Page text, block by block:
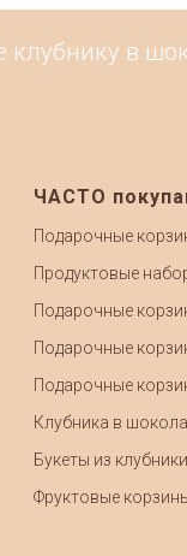
в
ЧАСТО
Подарочные
Продуктовые
Подарочные
Подарочные
Подарочные
Клубника в
Букеты из
Фруктовые